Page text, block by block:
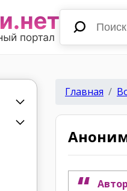
Главная